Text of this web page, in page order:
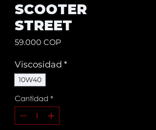
SCOOTER
STREET
59.000 COPPrecio
Viscosidad *
10W40
Cantidad *